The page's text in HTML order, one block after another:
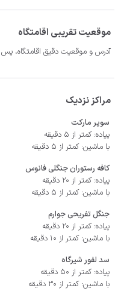
موقعیت تقریبی اقامتگاه
آدرس و موقعیت دقیق اقامتگاه، پس
مراکز نزدیک
سوپر مارکت
پیاده: کمتر از 5 دقیقه
با ماشین: کمتر از 5 دقیقه
کافه رستوران جنگلی فانوس
پیاده: کمتر از 20 دقیقه
با ماشین: کمتر از 5 دقیقه
جنگل تفریحی جوارم
پیاده: کمتر از 20 دقیقه
با ماشین: کمتر از 10 دقیقه
سد لفور شیرگاه
پیاده: کمتر از 50 دقیقه
با ماشین: کمتر از 30 دقیقه